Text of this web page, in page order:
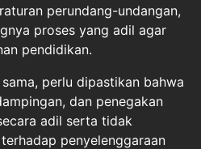
perundang-undangan,
proses yang adil agar
pendidikan.
perlu dipastikan bahwa
dan penegakan
adil serta tidak
penyelenggaraan